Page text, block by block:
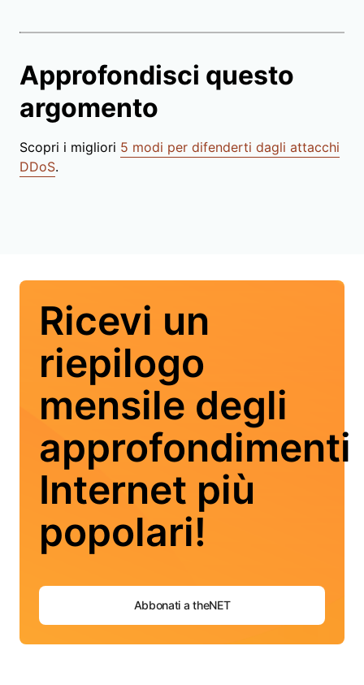
Approfondisci questo
argomento
Scopri i migliori 5 modi per difenderti dagli attacchi
DDoS.
Ricevi un
riepilogo
mensile degli
approfondimenti
Internet più
popolari!
Abbonati a theNET